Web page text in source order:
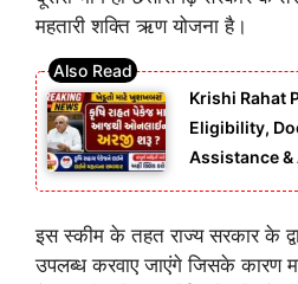
महतारी शक्ति ऋण योजना है।
Krishi Rahat
Eligibility,
Assistance
इस स्कीम के तहत राज्य सरकार के
उपलब्ध करवाए जाएंगे जिसके कारण